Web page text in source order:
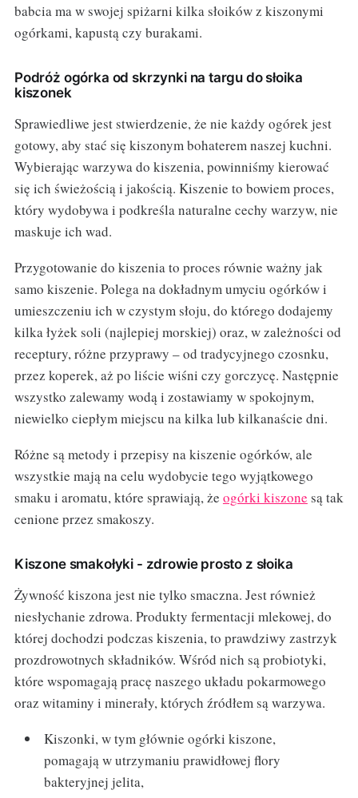
babcia ma w swojej spiżarni kilka słoików z kiszonymi
ogórkami, kapustą czy burakami.
Podróż ogórka od skrzynki na targu do słoika
kiszonek
Sprawiedliwe jest stwierdzenie, że nie każdy ogórek jest
gotowy, aby stać się kiszonym bohaterem naszej kuchni.
Wybierając warzywa do kiszenia, powinniśmy kierować
się ich świeżością i jakością. Kiszenie to bowiem proces,
który wydobywa i podkreśla naturalne cechy warzyw, nie
maskuje ich wad.
Przygotowanie do kiszenia to proces równie ważny jak
samo kiszenie. Polega na dokładnym umyciu ogórków i
umieszczeniu ich w czystym słoju, do którego dodajemy
kilka łyżek soli (najlepiej morskiej) oraz, w zależności od
receptury, różne przyprawy – od tradycyjnego czosnku,
przez koperek, aż po liście wiśni czy gorczycę. Następnie
wszystko zalewamy wodą i zostawiamy w spokojnym,
niewielko ciepłym miejscu na kilka lub kilkanaście dni.
Różne są metody i przepisy na kiszenie ogórków, ale
wszystkie mają na celu wydobycie tego wyjątkowego
smaku i aromatu, które sprawiają, że ogórki kiszone są tak
cenione przez smakoszy.
Kiszone smakołyki - zdrowie prosto z słoika
Żywność kiszona jest nie tylko smaczna. Jest również
niesłychanie zdrowa. Produkty fermentacji mlekowej, do
której dochodzi podczas kiszenia, to prawdziwy zastrzyk
prozdrowotnych składników. Wśród nich są probiotyki,
które wspomagają pracę naszego układu pokarmowego
oraz witaminy i minerały, których źródłem są warzywa.
Kiszonki, w tym głównie ogórki kiszone,
pomagają w utrzymaniu prawidłowej flory
bakteryjnej jelita,